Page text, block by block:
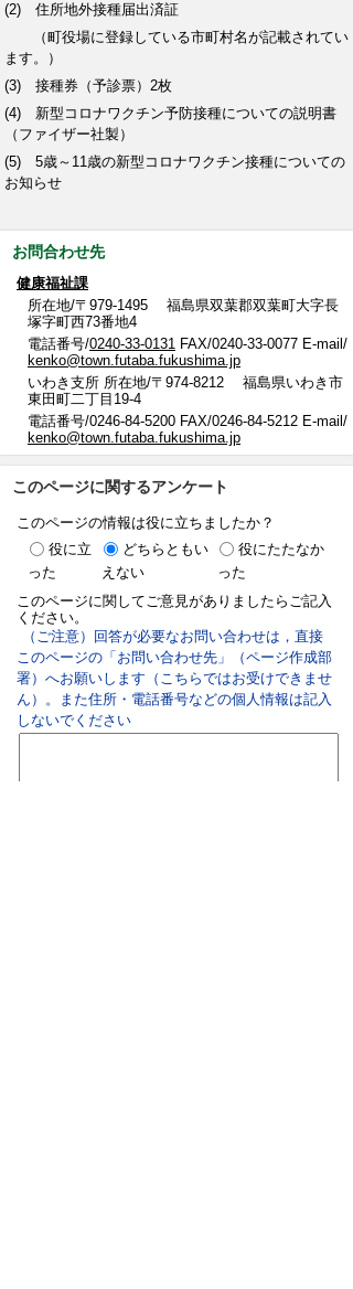
(2) 住所地外接種届出済証
（町役場に登録している市町村名が記載されてい
ます。）
(3) 接種券（予診票）2枚
(4) 新型コロナワクチン予防接種についての説明書
（ファイザー社製）
(5) 5歳～11歳の新型コロナワクチン接種についての
お知らせ
お問合わせ先
健康福祉課
所在地/〒979-1495 福島県双葉郡双葉町大字長
塚字町西73番地4
電話番号/0240-33-0131 FAX/0240-33-0077 E-mail/
kenko@town.futaba.fukushima.jp
いわき支所 所在地/〒974-8212 福島県いわき市
東田町二丁目19-4
電話番号/0246-84-5200 FAX/0246-84-5212 E-mail/
kenko@town.futaba.fukushima.jp
このページに関するアンケート
このページの情報は役に立ちましたか？
役に立
った
どちらともい
えない
役にたたなか
った
このページに関してご意見がありましたらご記入
ください。
（ご注意）回答が必要なお問い合わせは，直接
このページの「お問い合わせ先」（ページ作成部
署）へお願いします（こちらではお受けできませ
ん）。また住所・電話番号などの個人情報は記入
しないでください